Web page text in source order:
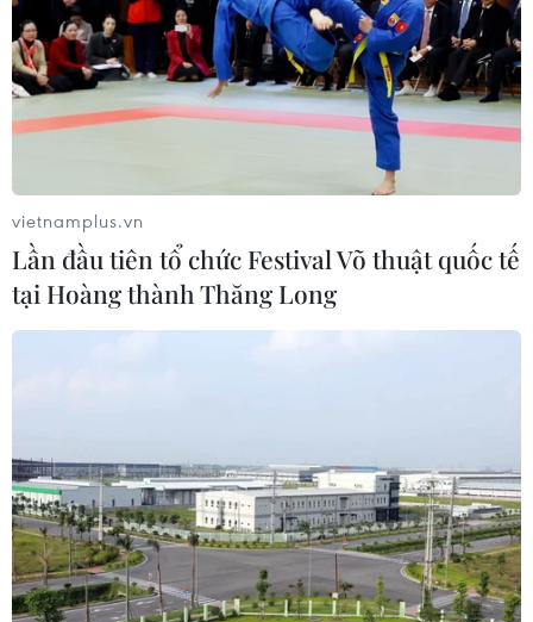
19/12/2022 00:39
Đảng ủy Công an Trung ương, Bộ Công an xác định và
quyết tâm thực hiện cho bằng được các mục tiêu giữ
vững thế chủ động chiến lược, không để bị động, bất
ngờ trong mọi tình huống.
vietnamplus.vn
Lần đầu tiên tổ chức Festival Võ thuật quốc tế
tại Hoàng thành Thăng Long